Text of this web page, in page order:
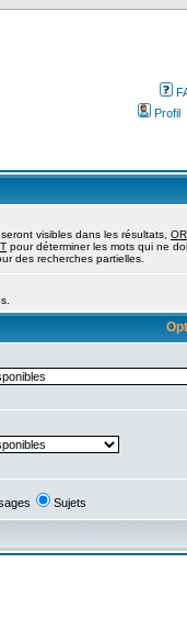
Profil
visibles dans les résultats, OR
pour déterminer les mots qui ne
des recherches partielles.
Sujets